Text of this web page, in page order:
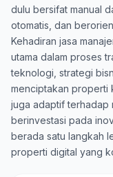
dulu bersifat manual
otomatis, dan
Kehadiran jasa
utama dalam proses
teknologi, strategi
menciptakan properti
juga adaptif terhadap
berinvestasi pada
berada satu langkah
properti digital yang